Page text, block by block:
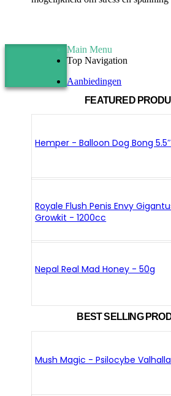
FEATURED
Hemper - Balloon Dog Bong 5.5″
Royale Flush Penis Envy
Growkit - 1200cc
Nepal Real Mad Honey - 50g
BEST SELLING
Mush Magic - Psilocybe Valhalla
Main Menu
Top Navigation
Aanbiedingen